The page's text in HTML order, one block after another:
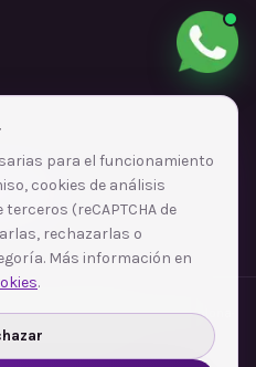
de Llobregat·Terrassa·Badalona
de Gramenet
para el funcionamiento
cookies de análisis
(reCAPTCHA de
rechazarlas o
Más información en
.